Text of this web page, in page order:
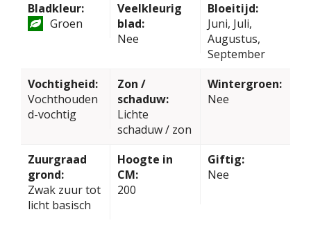
Bladkleur:
Groen
Veelkleurig
blad:
Nee
Bloeitijd:
Juni, Juli,
Augustus,
September
Vochtigheid:
Vochthouden
d-vochtig
Zon /
schaduw:
Lichte
schaduw / zon
Wintergroen:
Nee
Zuurgraad
grond:
Zwak zuur tot
licht basisch
Hoogte in
CM:
200
Giftig:
Nee